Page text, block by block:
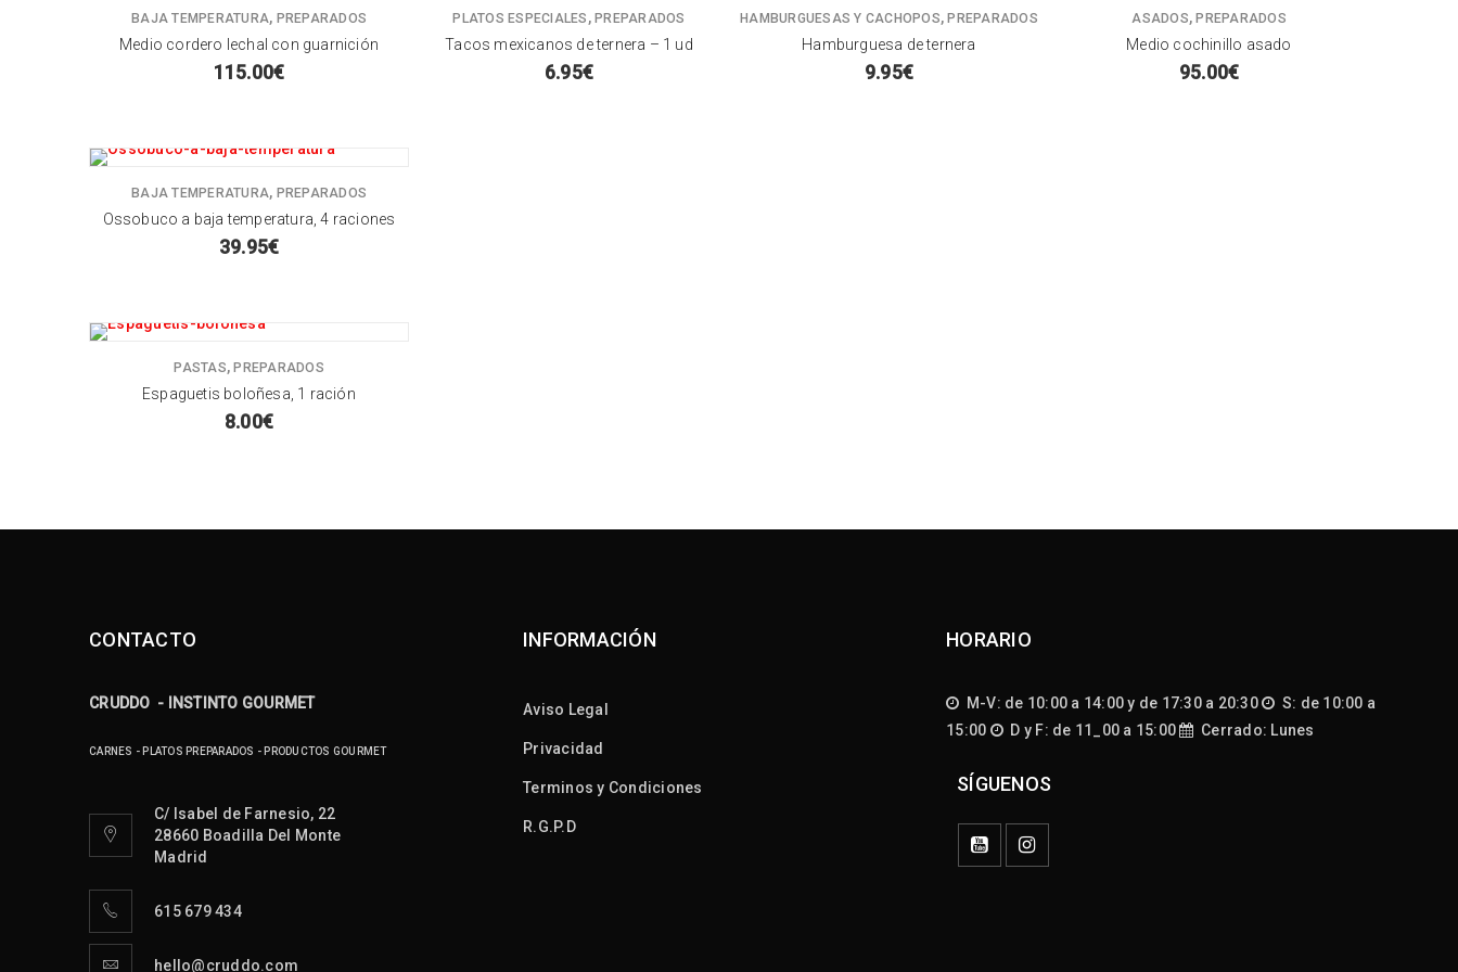
BAJA TEMPERATURA, PREPARADOS
Medio cordero lechal con guarnición
115.00€
PLATOS ESPECIALES ,PREPARADOS
Tacos mexicanos de ternera – 1 ud
6.95€
HAMBURGUESAS Y CACHOPOS,PREPARADOS
Hamburguesa de ternera
9.95€
ASADOS,PREPARADOS
Medio cochinillo asado
95.00€
BAJA TEMPERATURA, PREPARADOS
Ossobuco a baja temperatura, 4 raciones
39.95€
PASTAS,PREPARADOS
Espaguetis boloñesa, 1 ración
8.00€
CONTACTO
CRUDDO - INSTINTO GOURMET
CARNES - PLATOS PREPARADOS - PRODUCTOS GOURMET
C/ Isabel de Farnesio, 22
28660 Boadilla Del Monte
Madrid
615 679 434
hello@cruddo.com
INFORMACIÓN
Aviso Legal
Privacidad
Terminos y Condiciones
R.G.P.D
HORARIO
M-V: de 10:00 a 14:00 y de 17:30 a 20:30
S: de 10:00 a
15:00
D y F: de 11_00 a 15:00 Cerrado: Lunes
SÍGUENOS